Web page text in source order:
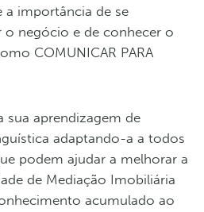
a importância de se
o negócio e de conhecer o
COMUNICAR PARA
sua aprendizagem de
adaptando-a a todos
podem ajudar a melhorar a
de Mediação Imobiliária
acumulado ao